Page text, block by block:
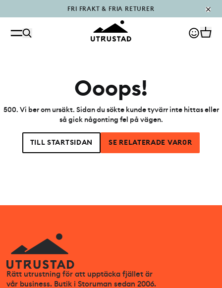
FRI FRAKT & FRIA RETURER
PÅFYLLT I OUTLET
Ooops!
500. Vi ber om ursäkt. Sidan du sökte kunde tyvärr inte hittas eller
så gick någonting fel på vägen.
TILL STARTSIDAN SE RELATERADE VAR0R
Rätt utrustning för att upptäcka fjället är
vår business. Butik i Storuman sedan 2006.